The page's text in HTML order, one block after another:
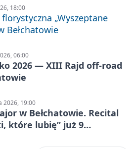
18:00
„Wyszeptane
Bełchatowie
06:00
2026 — XIII Rajd off‑road
2026, 19:00
w Bełchatowie. Recital
które lubię” już 9